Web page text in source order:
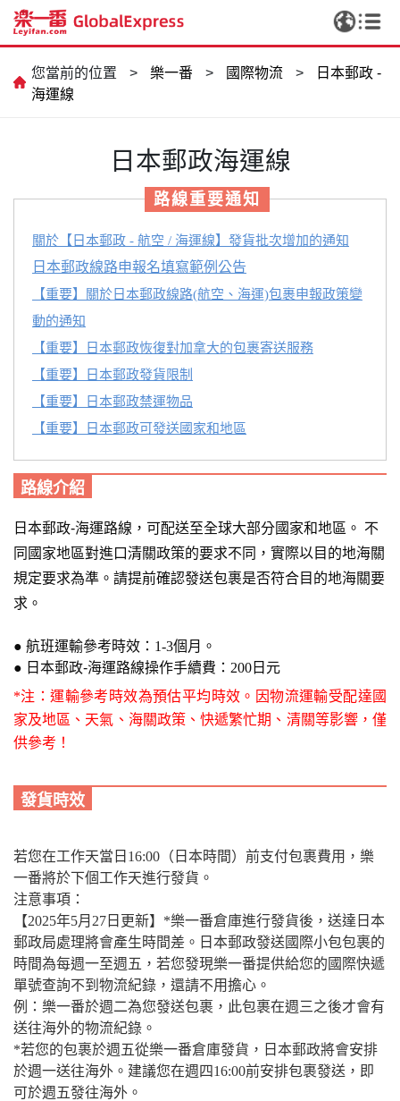
您當前的位置 > 樂一番 > 國際物流 >
日本郵政 -
海運線
日本郵政海運線
路線重要通知
關於【日本郵政 - 航空 / 海運線】發貨批次增加的通知
日本郵政線路申報名填寫範例公告
【重要】關於日本郵政線路(航空、海運)包裹申報政策變
動的通知
【重要】日本郵政恢復對加拿大的包裹寄送服務
【重要】日本郵政發貨限制
【重要】日本郵政禁運物品
【重要】日本郵政可發送國家和地區
路線介紹
日本郵政-海運路線， 可配送至全球大部分國家和地區。 不
同國家地區對進口清關政策的要求不同，實際以目的地海關
規定要求為準。 請提前確認發送包裹是否符合目的地海關要
求。
● 航班運輸參考時效：1-3個月 。
● 日本郵政-海運路線操作手續費：200日元
*注：運輸參考時效為預估平均時效。因物流運輸受配達國
家及地區、天氣、海關政策、快遞繁忙期、清關等影響，僅
供參考！
發貨時效
若您在工作天當日16:00（日本時間）前支付包裹費用，樂
一番將於下個工作天進行發貨。
注意事項：
【2025年5月27日更新】*樂一番倉庫進行發貨後，送達日本
郵政局處理將會產生時間差。日本郵政發送國際小包包裹的
時間為每週一至週五，若您發現樂一番提供給您的國際快遞
單號查詢不到物流紀錄，還請不用擔心。
例：樂一番於週二為您發送包裹，此包裹在週三之後才會有
送往海外的物流紀錄。
*若您的包裹於週五從樂一番倉庫發貨，日本郵政將會安排
於週一送往海外。建議您在週四16:00前安排包裹發送，即
可於週五發往海外。